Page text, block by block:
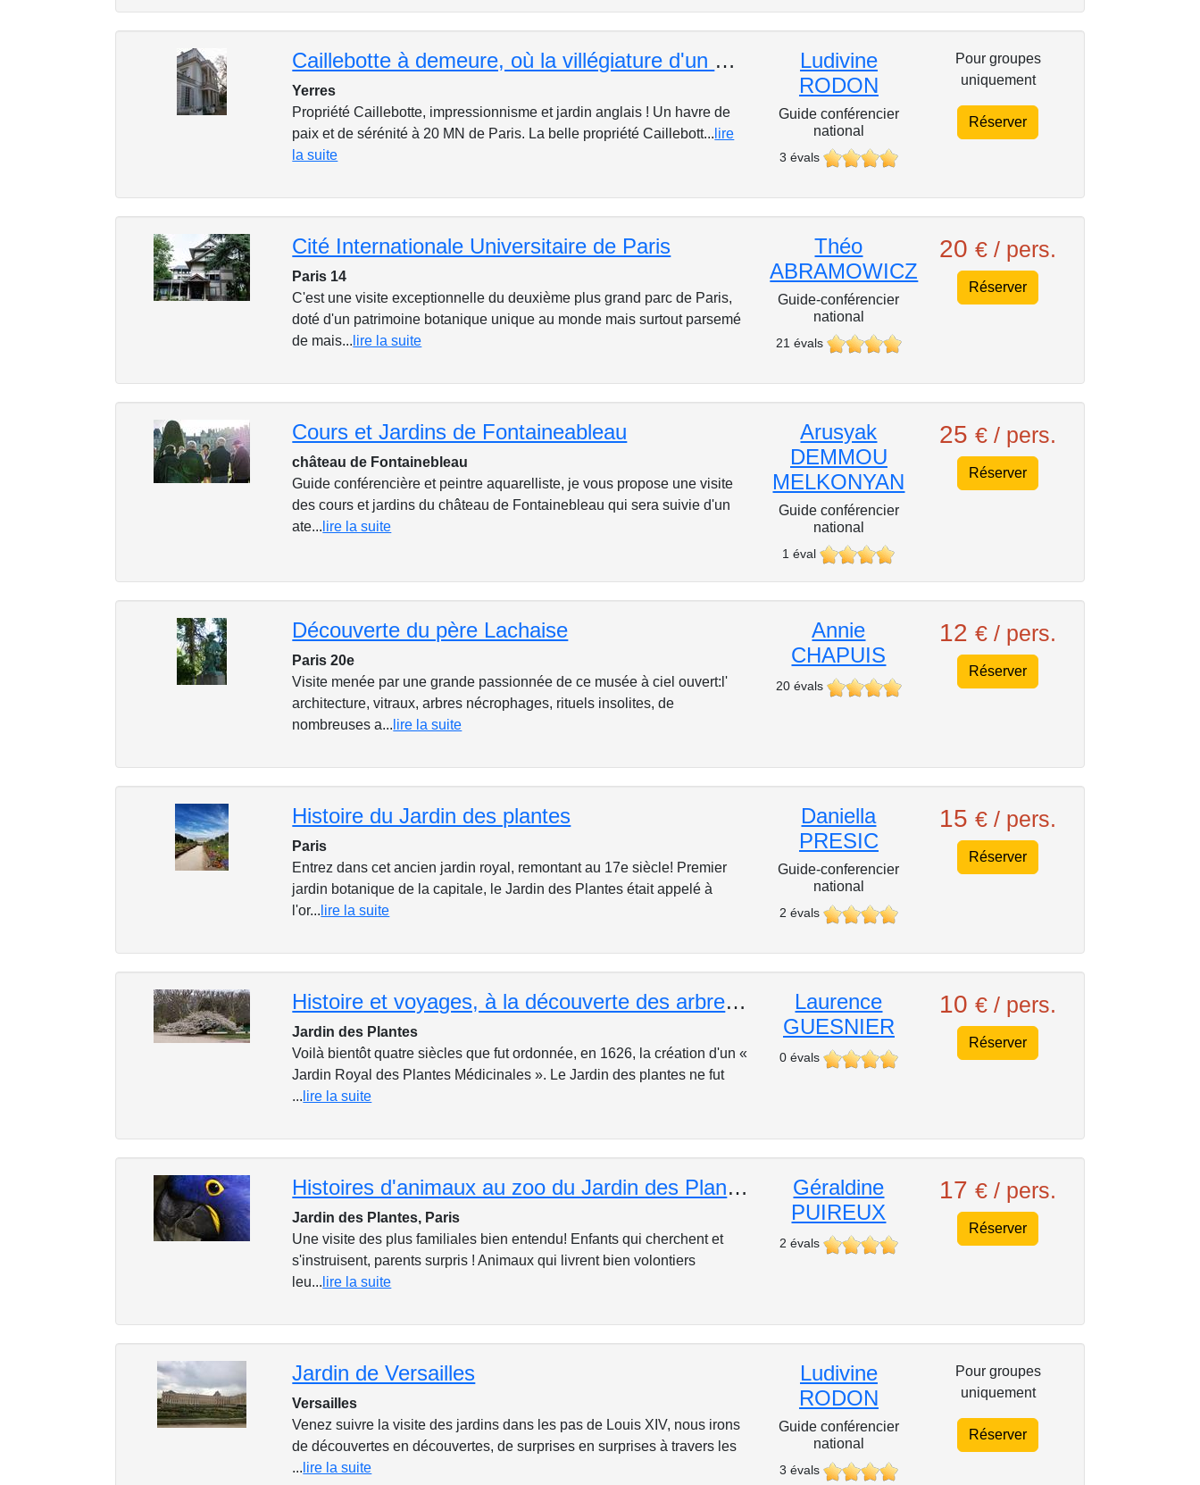
Caillebotte à demeure, où la villégiature d'un mécène impressionniste !
Yerres
Propriété Caillebotte, impressionnisme et jardin anglais ! Un havre de
paix et de sérénité à 20 MN de Paris. La belle propriété Caillebott... lire
la suite
Ludivine
RODON
Guide conférencier
national
3 évals
Pour groupes
uniquement
Réserver
Cité Internationale Universitaire de Paris
Paris 14
C'est une visite exceptionnelle du deuxième plus grand parc de Paris,
doté d'un patrimoine botanique unique au monde mais surtout parsemé
de mais... lire la suite
Théo
ABRAMOWICZ
Guide-conférencier
national
21 évals
20€ / pers.
Réserver
Cours et Jardins de Fontaineableau
château de Fontainebleau
Guide conférencière et peintre aquarelliste, je vous propose une visite
des cours et jardins du château de Fontainebleau qui sera suivie d'un
ate... lire la suite
Arusyak
DEMMOU
MELKONYAN
Guide conférencier
national
1 éval
25€ / pers.
Réserver
Découverte du père Lachaise
Paris 20e
Visite menée par une grande passionnée de ce musée à ciel ouvert:l'
architecture, vitraux, arbres nécrophages, rituels insolites, de
nombreuses a... lire la suite
Annie
CHAPUIS
20 évals
12€ / pers.
Réserver
Histoire du Jardin des plantes
Paris
Entrez dans cet ancien jardin royal, remontant au 17e siècle! Premier
jardin botanique de la capitale, le Jardin des Plantes était appelé à
l'or... lire la suite
Daniella
PRESIC
Guide-conferencier
national
2 évals
15€ / pers.
Réserver
Histoire et voyages, à la découverte des arbres du jardin des Plantes
Jardin des Plantes
Voilà bientôt quatre siècles que fut ordonnée, en 1626, la création d'un «
Jardin Royal des Plantes Médicinales ». Le Jardin des plantes ne fut
... lire la suite
Laurence
GUESNIER
0 évals
10€ / pers.
Réserver
Histoires d'animaux au zoo du Jardin des Plantes
Jardin des Plantes, Paris
Une visite des plus familiales bien entendu! Enfants qui cherchent et
s'instruisent, parents surpris ! Animaux qui livrent bien volontiers
leu... lire la suite
Géraldine
PUIREUX
2 évals
17€ / pers.
Réserver
Jardin de Versailles
Versailles
Venez suivre la visite des jardins dans les pas de Louis XIV, nous irons
de découvertes en découvertes, de surprises en surprises à travers les
... lire la suite
Ludivine
RODON
Guide conférencier
national
3 évals
Pour groupes
uniquement
Réserver